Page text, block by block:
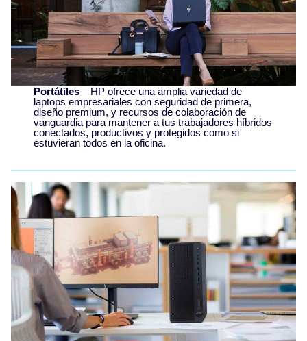
Portátiles – HP ofrece una amplia variedad de
laptops empresariales con seguridad de primera,
diseño premium, y recursos de colaboración de
vanguardia para mantener a tus trabajadores híbridos
conectados, productivos y protegidos como si
estuvieran todos en la oficina.